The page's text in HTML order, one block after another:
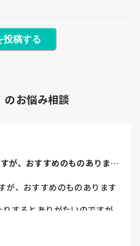
投稿する
のお悩み相談
が、おすすめのものあります
、おすすめのものあります
するとありがたいのですが